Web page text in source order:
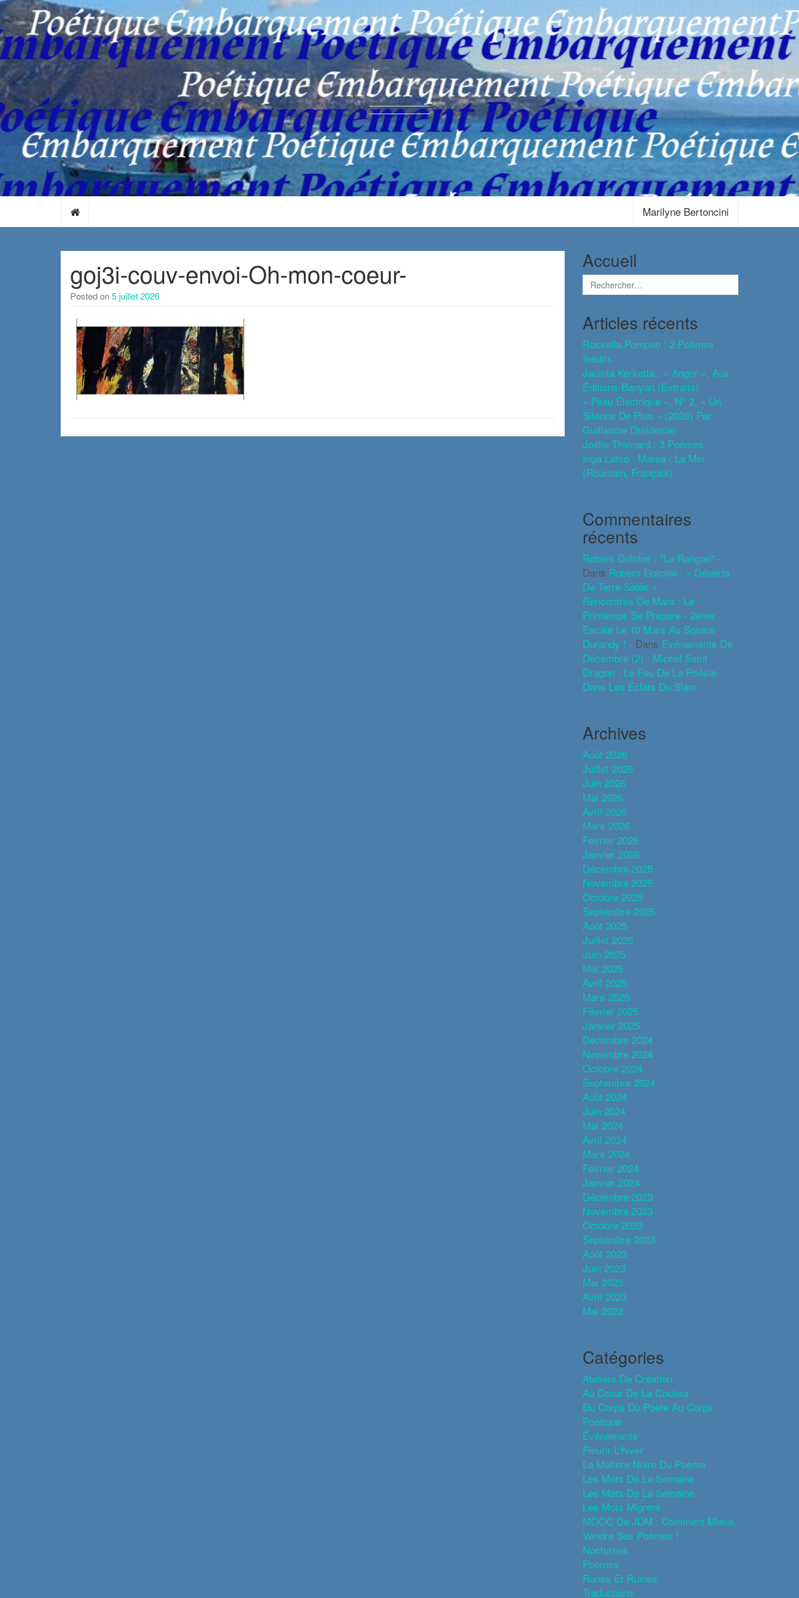
Marilyne Bertoncini
goj3i-couv-envoi-Oh-mon-coeur-
Posted on5 juillet 2026
Accueil
Articles récents
Rossella Pompeo : 2 Poèmes
Inédits
Jacinta Kerketta : « Angor », Aux
Éditions Banyan (extraits)
« Peau Électrique », N° 2, « Un
Silence De Plus » (2026) Par
Guillaume Dreidemie
Joëlle Thiénard : 3 Poèmes
Inga Latco : Marea / La Mer
(roumain, Français)
Commentaires
récents
Robers Dolciné : "La Rançon" -
Dans Robers Dolciné : « Déserts
De Terre Salée »
Rencontres De Mars : Le
Printemps Se Prépare - 2ème
Escale Le 10 Mars Au Square
Durandy ! - Dans Evénements De
Décembre (2) : Michel Saint
Dragon , Le Feu De La Poésie
Dans Les Éclats Du Slam
Archives
Août 2026
Juillet 2026
Juin 2026
Mai 2026
Avril 2026
Mars 2026
Février 2026
Janvier 2026
Décembre 2025
Novembre 2025
Octobre 2025
Septembre 2025
Août 2025
Juillet 2025
Juin 2025
Mai 2025
Avril 2025
Mars 2025
Février 2025
Janvier 2025
Décembre 2024
Novembre 2024
Octobre 2024
Septembre 2024
Août 2024
Juin 2024
Mai 2024
Avril 2024
Mars 2024
Février 2024
Janvier 2024
Décembre 2023
Novembre 2023
Octobre 2023
Septembre 2023
Août 2023
Juin 2023
Mai 2023
Avril 2023
Mai 2022
Catégories
Ateliers De Création
Au Cœur De La Couleur
Du Corps Du Poète Au Corps
Poétique
Événements
Fleurir L'hiver
La Matière Noire Du Poème
Les Mots De La Semaine
Les Mots De La Semaine
Les Mots Migrent
MOOC De JDM : Comment Mieux
Vendre Ses Poèmes !
Nocturnes
Poèmes
Runes Et Ruines
Traductions